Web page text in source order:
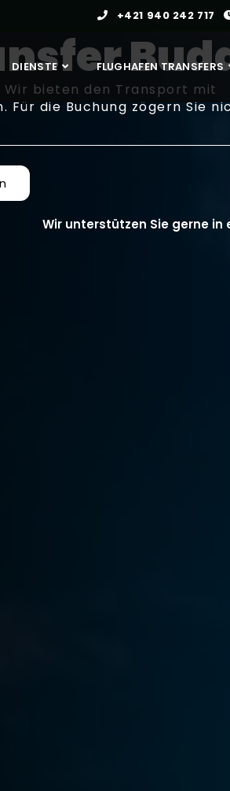
+421 940 242 717
DIENSTE FLUGHAFEN TRANSFERS
Wir bieten den Transport mit
Für die Buchung zögern Sie
Wir unterstützen Sie gerne in